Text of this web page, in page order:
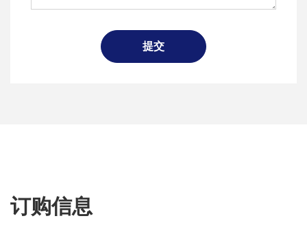
提交
订购信息